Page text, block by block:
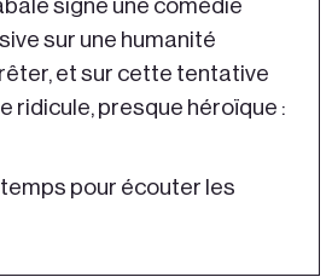
signe une comédie
sur une humanité
et sur cette tentative
ridicule, presque héroïque :
pour écouter les